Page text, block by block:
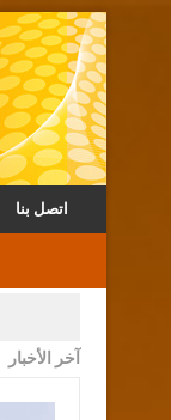
اتصل بنا
آخر الأخبار